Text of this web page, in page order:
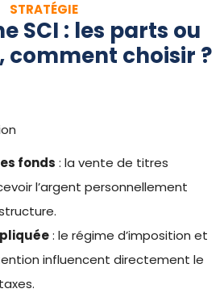
STRATÉGIE
SCI : les parts ou
comment choisir ?
fonds : la vente de titres
l’argent personnellement
: le régime d’imposition et
influencent directement le